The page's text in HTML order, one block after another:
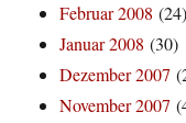
Februar 2008 (24)
Januar 2008 (30)
Dezember 2007
November 2007